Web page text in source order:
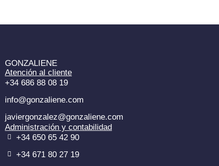
GONZALIENE
Atención al cliente
+34 686 88 08 19
info@gonzaliene.com
javiergonzalez@gonzaliene.com
Administración y contabilidad
+34 650 65 42 90
+34 671 80 27 19